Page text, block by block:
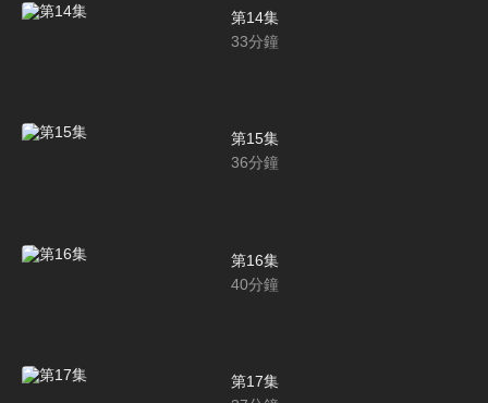
第14集
33分鐘
第15集
36分鐘
第16集
40分鐘
第17集